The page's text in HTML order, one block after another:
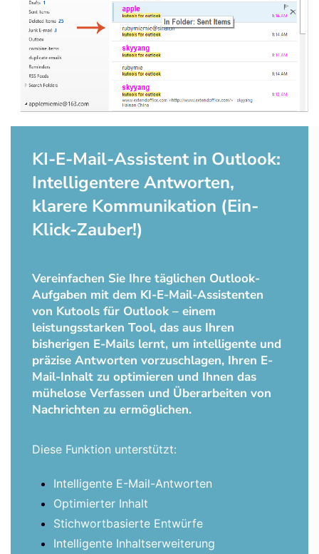
KI-E-Mail-Assistent in Outlook:
Intelligentere Antworten,
klarere Kommunikation (Ein-
Klick-Zauber!)
Vereinfachen Sie Ihre täglichen Outlook-
Aufgaben mit dem KI-E-Mail-Assistenten
von Kutools für Outlook – einem
leistungsstarken Tool, das aus Ihren
bisherigen E-Mails lernt, um intelligente und
präzise Antworten vorzuschlagen, Ihren E-
Mail-Inhalt zu optimieren und Ihnen das
mühelose Verfassen und Überarbeiten von
Nachrichten zu ermöglichen.
Diese Funktion unterstützt:
Intelligente E-Mail-Antworten
Optimierter Inhalt
Stichwortbasierte Entwürfe
Intelligente Inhaltserweiterung